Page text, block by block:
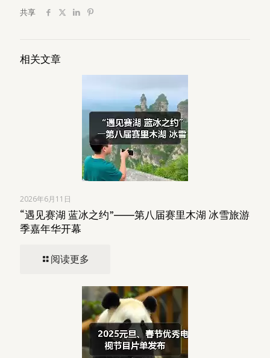
共享
相关文章
2026年6月11日
“遇见赛湖 蓝冰之约”――第八届赛里木湖 冰雪旅游
季嘉年华开幕
阅读更多